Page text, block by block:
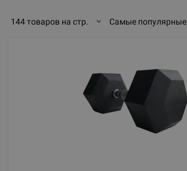
144 товаров на стр. Самые популярные